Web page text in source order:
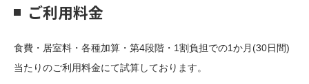
ご利用料金
食費・居室料・各種加算・第4段階・1割負担での1か月(30日間)
当たりのご利用料金にて試算しております。